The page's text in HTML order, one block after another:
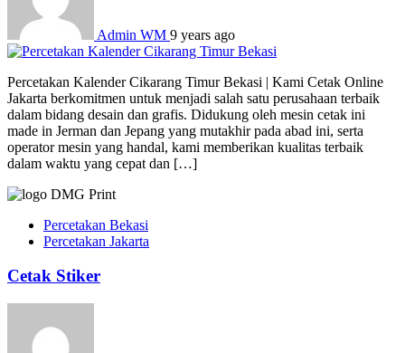
Admin WM 9 years ago
Percetakan Kalender Cikarang Timur Bekasi | Kami Cetak Online
Jakarta berkomitmen untuk menjadi salah satu perusahaan terbaik
dalam bidang desain dan grafis. Didukung oleh mesin cetak ini
made in Jerman dan Jepang yang mutakhir pada abad ini, serta
operator mesin yang handal, kami memberikan kualitas terbaik
dalam waktu yang cepat dan […]
Percetakan Bekasi
Percetakan Jakarta
Cetak Stiker